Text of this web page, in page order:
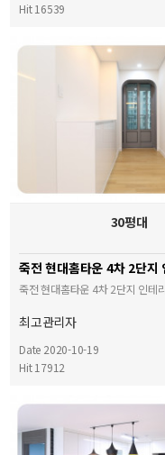
Hit 16539
30평대
죽전 현대홈타운 4차 2단지
죽전 현대홈타운 4차 2단지 인테
최고관리자
Date 2020-10-19
Hit 17912